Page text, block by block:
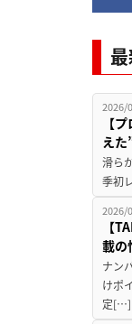
2026/
【
え
滑ら
季初
2026/
【
載の
ナン
けポ
定[…]